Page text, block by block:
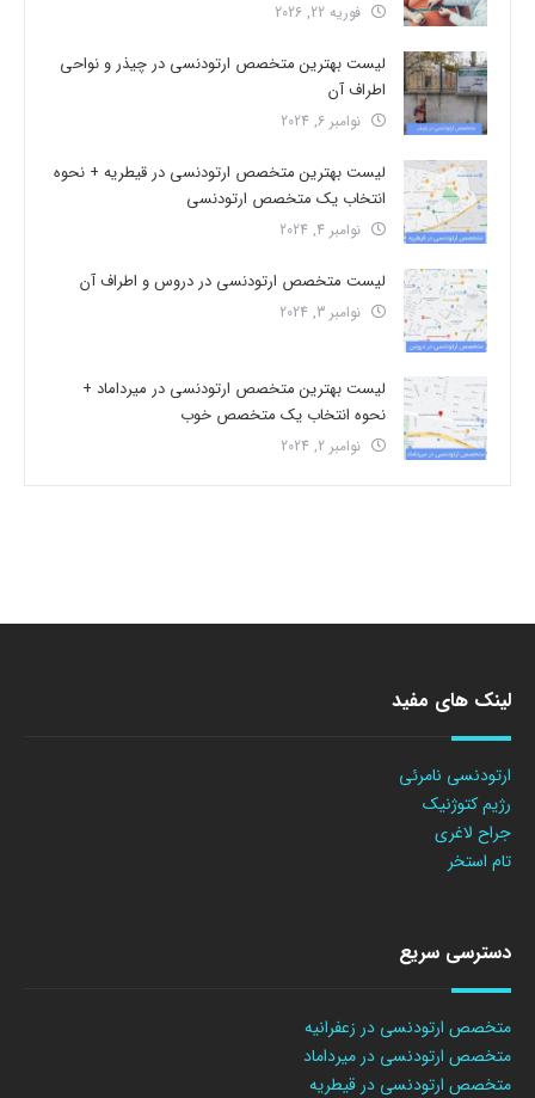
فوریه 22, 2026
لیست بهترین متخصص ارتودنسی در چیذر و نواحی
اطراف آن
نوامبر 6, 2024
لیست بهترین متخصص ارتودنسی در قیطریه + نحوه
انتخاب یک متخصص ارتودنسی
نوامبر 4, 2024
لیست متخصص ارتودنسی در دروس و اطراف آن
نوامبر 3, 2024
لیست بهترین متخصص ارتودنسی در میرداماد +
نحوه انتخاب یک متخصص خوب
نوامبر 2, 2024
لینک های مفید
ارتودنسی نامرئی
رژیم کتوژنیک
جراح لاغری
تام استخر
دسترسی سریع
متخصص ارتودنسی در زعفرانیه
متخصص ارتودنسی در میرداماد
متخصص ارتودنسی در قیطریه